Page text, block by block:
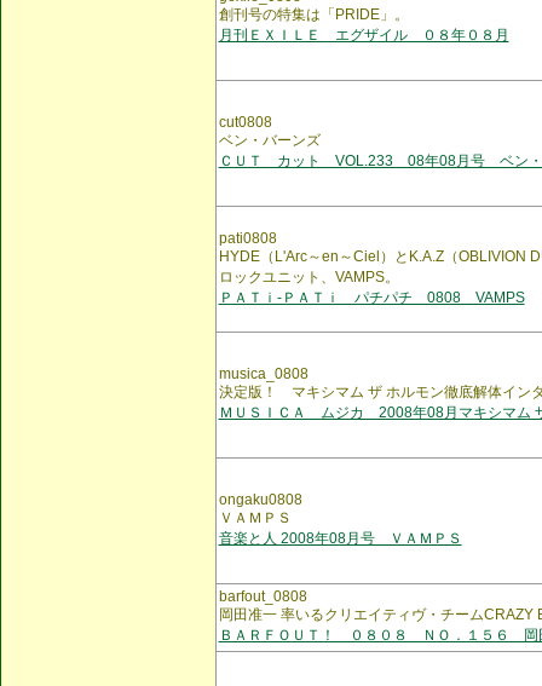
創刊号の特集は「PRIDE」。
月刊ＥＸＩＬＥ エグザイル ０８年０８月
cut0808
ベン・バーンズ
ＣＵＴ カット VOL.233 08年08月号 ベン・
pati0808
HYDE（L'Arc～en～Ciel）とK.A.Z（OBLIVION
ロックユニット、VAMPS。
ＰＡＴｉ-ＰＡＴｉ パチパチ 0808 VAMPS
musica_0808
決定版！ マキシマム ザ ホルモン徹底解体イン
ＭＵＳＩＣＡ ムジカ 2008年08月マキシマム
ongaku0808
ＶＡＭＰＳ
音楽と人 2008年08月号 ＶＡＭＰＳ
barfout_0808
岡田准一 率いるクリエイティヴ・チームCRAZY
ＢＡＲＦＯＵＴ！ ０８０８ ＮＯ．１５６ 岡